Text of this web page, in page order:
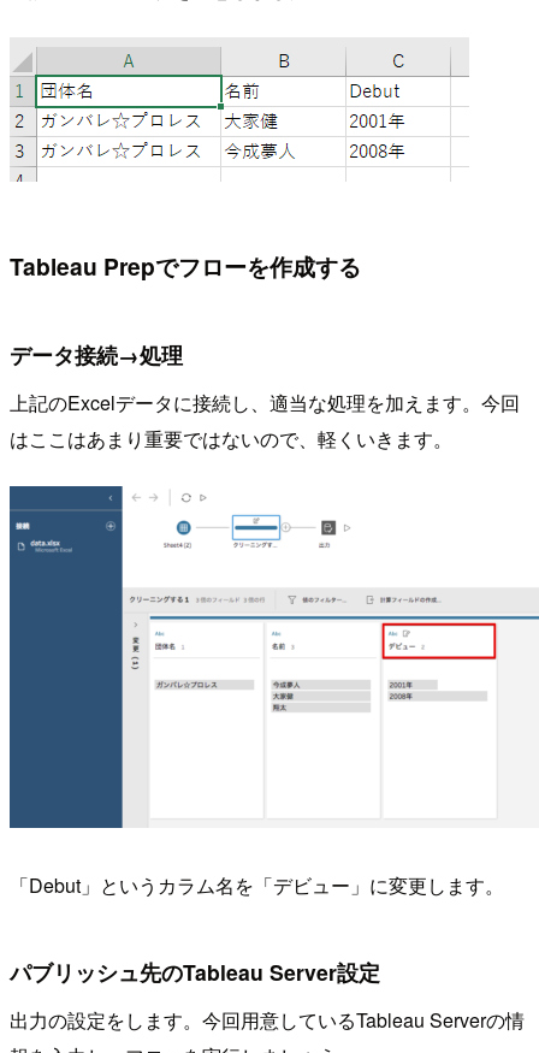
Tableau Prepでフローを作成する
データ接続→処理
上記のExcelデータに接続し、適当な処理を加えます。今回
はここはあまり重要ではないので、軽くいきます。
「Debut」というカラム名を「デビュー」に変更します。
パブリッシュ先のTableau Server設定
出力の設定をします。今回用意しているTableau Serverの情